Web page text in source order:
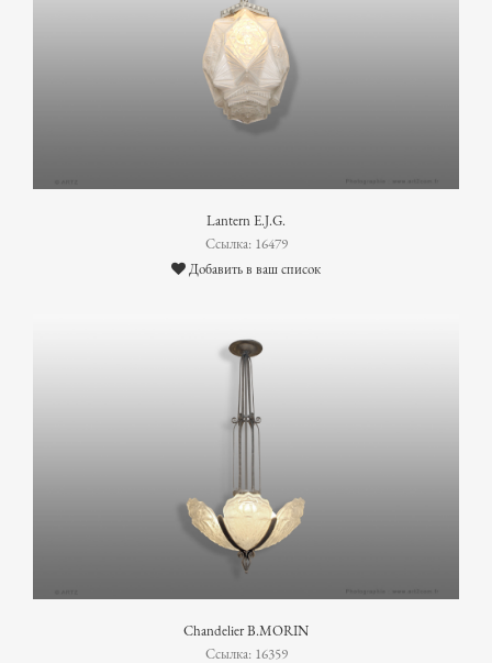
Lantern E.J.G.
Ссылка: 16479
Добавить в ваш список
Chandelier B.MORIN
Ссылка: 16359